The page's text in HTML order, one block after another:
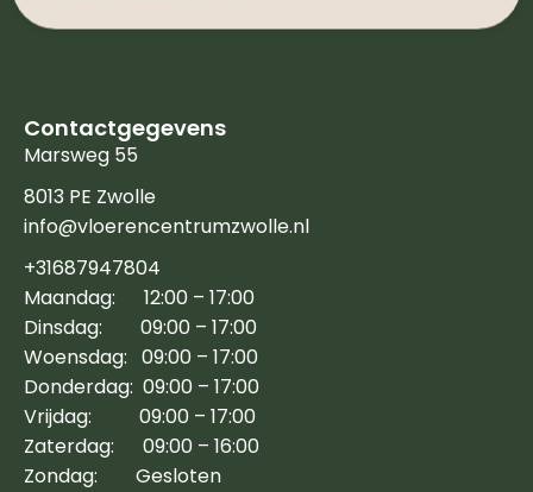
Contactgegevens
Marsweg 55
8013 PE Zwolle
info@vloerencentrumzwolle.nl
+31687947804
Maandag: 12:00 – 17:00
Dinsdag: 09:00 – 17:00
Woensdag: 09:00 – 17:00
Donderdag: 09:00 – 17:00
Vrijdag: 09:00 – 17:00
Zaterdag: 09:00 – 16:00
Zondag: Gesloten